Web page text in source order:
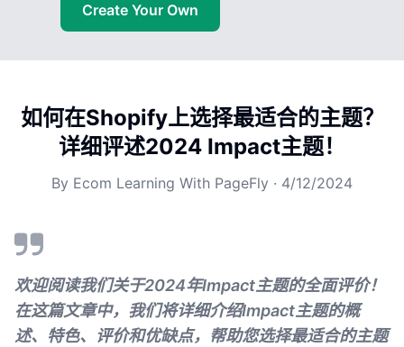
Create Your Own
如何在Shopify上选择最适合的主题？
详细评述2024 Impact主题！
By Ecom Learning With PageFly · 4/12/2024
欢迎阅读我们关于2024年Impact主题的全面评价！
在这篇文章中，我们将详细介绍Impact主题的概
述、特色、评价和优缺点，帮助您选择最适合的主题